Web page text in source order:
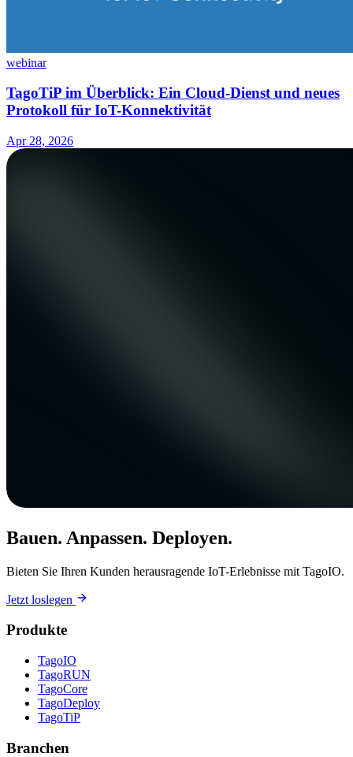
webinar
TagoTiP im Überblick: Ein Cloud-Dienst und neues
Protokoll für IoT-Konnektivität
Apr 28, 2026
Bauen. Anpassen. Deployen.
Bieten Sie Ihren Kunden herausragende IoT-Erlebnisse mit TagoIO.
Jetzt loslegen
Produkte
TagoIO
TagoRUN
TagoCore
TagoDeploy
TagoTiP
Branchen